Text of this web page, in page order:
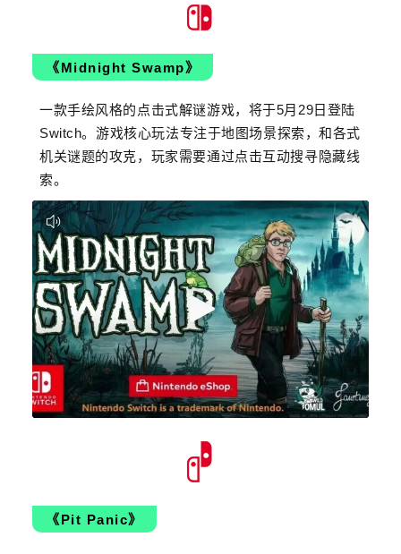
《Midnight Swamp》
一款手绘风格的点击式解谜游戏，将于5月29日登陆
Switch。游戏核心玩法专注于地图场景探索，和各式
机关谜题的攻克，玩家需要通过点击互动搜寻隐藏线
索。
《Pit Panic》